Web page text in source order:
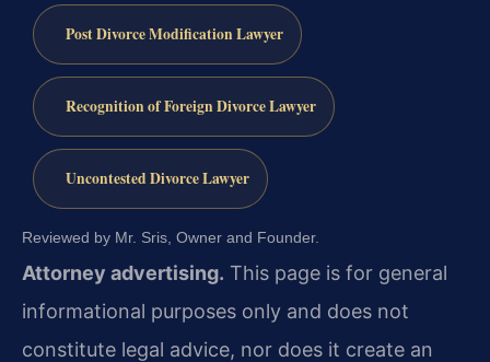
Post Divorce Modification Lawyer
Recognition of Foreign Divorce Lawyer
Uncontested Divorce Lawyer
Reviewed by Mr. Sris, Owner and Founder.
Attorney advertising. This page is for general
informational purposes only and does not
constitute legal advice, nor does it create an